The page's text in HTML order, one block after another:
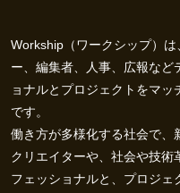
Workship（ワークシップ）
ー、編集者、人事、広報など
ョナルとプロジェクトをマ
です。
働き方が多様化する社会で、
クリエイターや、社会や技術
フェッショナルと、プロジェ